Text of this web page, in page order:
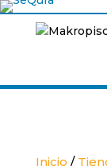
Inicio /